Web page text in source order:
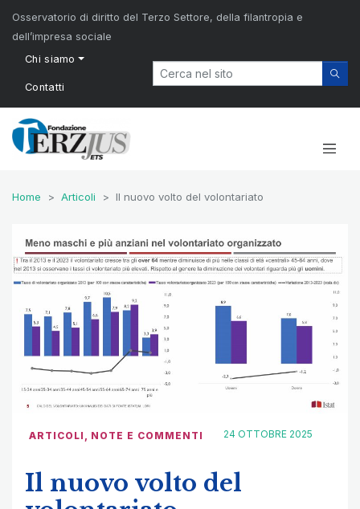
Osservatorio di diritto del Terzo Settore, della filantropia e
dell’impresa sociale
Chi siamo
Contatti
Home Articoli Il nuovo volto del volontariato
ARTICOLI NOTE E COMMENTI 24 OTTOBRE 2025
Il nuovo volto del